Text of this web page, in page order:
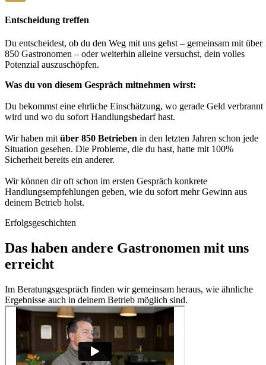
Entscheidung treffen
Du entscheidest, ob du den Weg mit uns gehst – gemeinsam mit über
850 Gastronomen – oder weiterhin alleine versuchst, dein volles
Potenzial auszuschöpfen.
Was du von diesem Gespräch mitnehmen wirst:
Du bekommst eine ehrliche Einschätzung, wo gerade Geld verbrannt
wird und wo du sofort Handlungsbedarf hast.
Wir haben mit über 850 Betrieben in den letzten Jahren schon jede
Situation gesehen. Die Probleme, die du hast, hatte mit 100%
Sicherheit bereits ein anderer.
Wir können dir oft schon im ersten Gespräch konkrete
Handlungsempfehlungen geben, wie du sofort mehr Gewinn aus
deinem Betrieb holst.
Erfolgsgeschichten
Das haben andere Gastronomen mit uns
erreicht
Im Beratungsgespräch finden wir gemeinsam heraus, wie ähnliche
Ergebnisse auch in deinem Betrieb möglich sind.